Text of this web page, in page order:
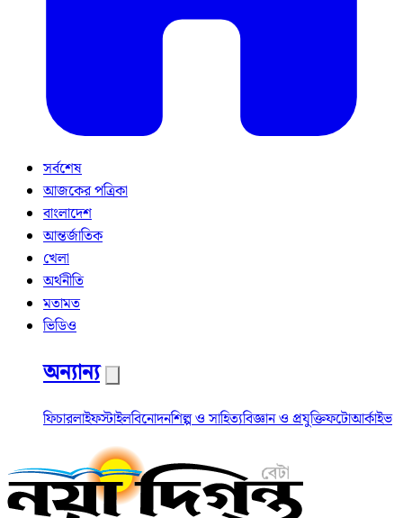
সর্বশেষ
আজকের পত্রিকা
বাংলাদেশ
আন্তর্জাতিক
খেলা
অর্থনীতি
মতামত
ভিডিও
অন্যান্য
ফিচারলাইফস্টাইলবিনোদনশিল্প ও সাহিত্যবিজ্ঞান ও প্রযুক্তিফটোআর্কাইভ